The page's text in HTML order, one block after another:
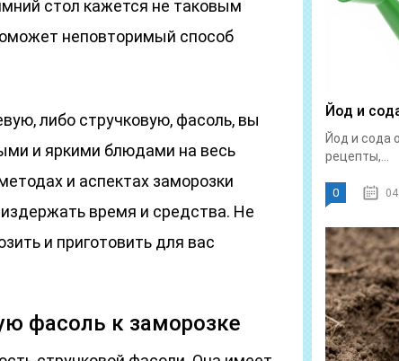
стол кажется не таковым
неповторимый способ
либо стручковую, фасоль, вы
и яркими блюдами на весь
и аспектах заморозки
время и средства. Не
и приготовить для вас
фасоль к заморозке
Йод и
Йод и сода
рецепты,...
0